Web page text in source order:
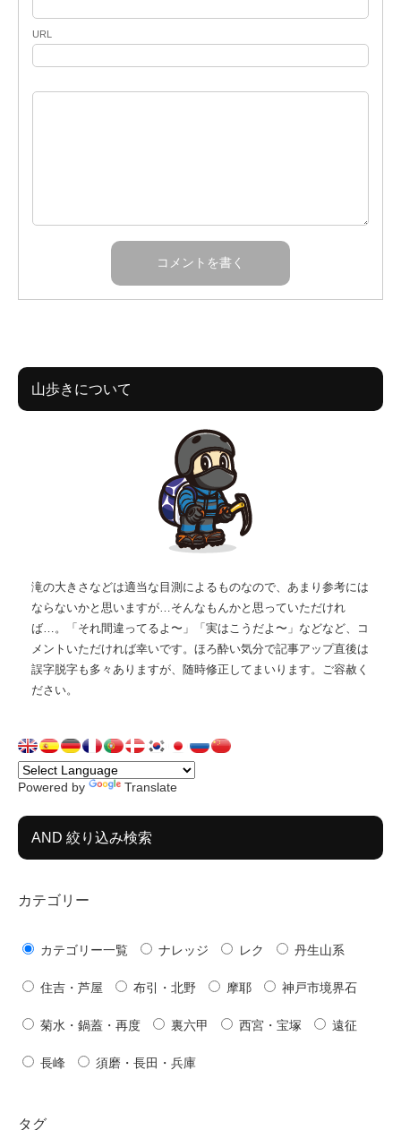
URL
山歩きについて
滝の大きさなどは適当な目測によるものなので、あまり参考には
ならないかと思いますが…そんなもんかと思っていただけれ
ば…。「それ間違ってるよ〜」「実はこうだよ〜」などなど、コ
メントいただければ幸いです。ほろ酔い気分で記事アップ直後は
誤字脱字も多々ありますが、随時修正してまいります。ご容赦く
ださい。
Powered by Translate
AND 絞り込み検索
カテゴリー
カテゴリー一覧 ナレッジ レク 丹生山系
住吉・芦屋 布引・北野 摩耶 神戸市境界石
菊水・鍋蓋・再度 裏六甲 西宮・宝塚 遠征
長峰 須磨・長田・兵庫
タグ